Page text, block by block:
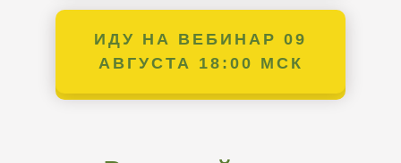
ИДУ НА ВЕБИНАР 3
ФЕВРАЛЯ 18:00 МСК
ИДУ НА ВЕБИНАР 09
АВГУСТА 18:00 МСК